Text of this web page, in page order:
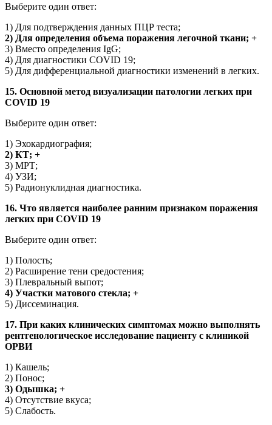
Выберите один ответ:
1) Для подтверждения данных ПЦР теста;
2) Для определения объема поражения легочной ткани; +
3) Вместо определения IgG;
4) Для диагностики COVID 19;
5) Для дифференциальной диагностики изменений в легких.
15. Основной метод визуализации патологии легких при
COVID 19
Выберите один ответ:
1) Эхокардиография;
2) КТ; +
3) МРТ;
4) УЗИ;
5) Радионуклидная диагностика.
16. Что является наиболее ранним признаком поражения
легких при COVID 19
Выберите один ответ:
1) Полость;
2) Расширение тени средостения;
3) Плевральный выпот;
4) Участки матового стекла; +
5) Диссеминация.
17. При каких клинических симптомах можно выполнять
рентгенологическое исследование пациенту с клиникой
ОРВИ
1) Кашель;
2) Понос;
3) Одышка; +
4) Отсутствие вкуса;
5) Слабость.